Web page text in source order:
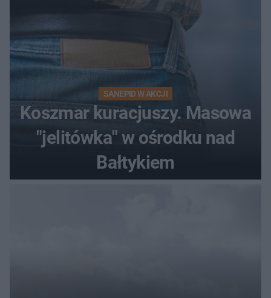
SANEPID W AKCJI
Koszmar kuracjuszy. Masowa
"jelitówka" w ośrodku nad
Bałtykiem